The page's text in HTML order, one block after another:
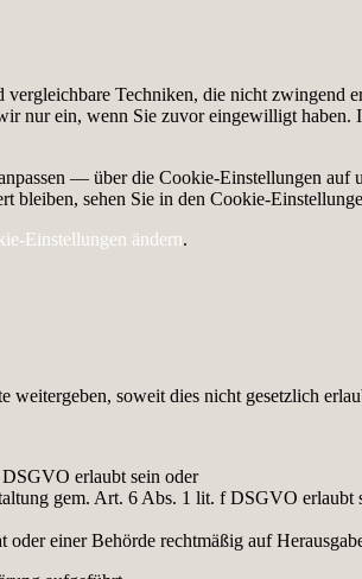
vergleichbare Techniken, die nicht
nur ein, wenn Sie zuvor eingewilligt
— über die Cookie-Einstellungen auf
bleiben, sehen Sie in den Cookie-
Einstellungen ändern.
soweit dies nicht gesetzlich
erlaubt sein oder
gem. Art. 6 Abs. 1 lit. f DSGVO erlaubt
einer Behörde rechtmäßig auf